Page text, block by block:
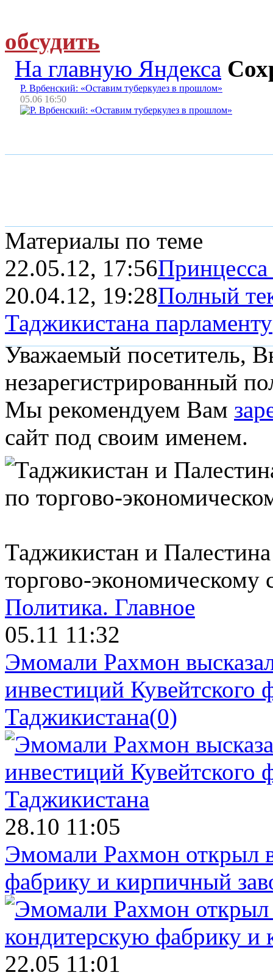
обсудить
На главную Яндекса
Р. Врбенский: «Оставим туберкулез в прошлом»
05.06 16:50
Материалы по теме
22.05.12, 17:56Принцесса
20.04.12, 19:28Полный
Таджикистана парламенту
Уважаемый посетитель,
незарегистрированный
Мы рекомендуем Вам
сайт под своим именем.
Таджикистан и
торгово-экономическому
Политика. Главное
05.11 11:32
Эмомали Рахмон
инвестиций Кувейтского
Таджикистана(0)
28.10 11:05
Эмомали Рахмон открыл
фабрику и кирпичный
22.05 11:01